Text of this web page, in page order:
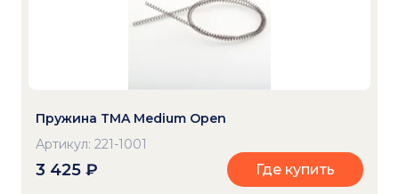
Пружина TMA Medium Open
Артикул: 221-1001
3 425 ₽ Где купить